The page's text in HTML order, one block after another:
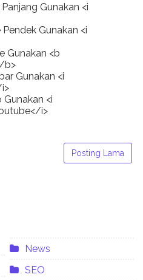
Gunakan <i
Gunakan <i
Gunakan <b
b>
Gunakan <i
<i
i>
Posting Lama
News
SEO